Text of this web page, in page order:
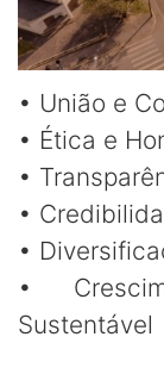
• União e
• Ética e
•
•
•
•
Sustentável